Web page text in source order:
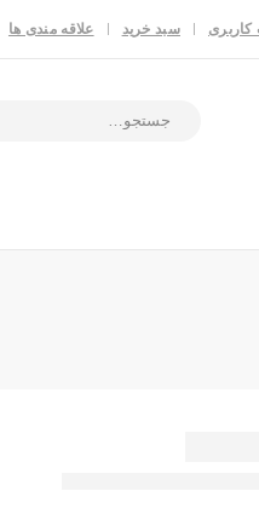
سبد خرید علاقه مندی ها